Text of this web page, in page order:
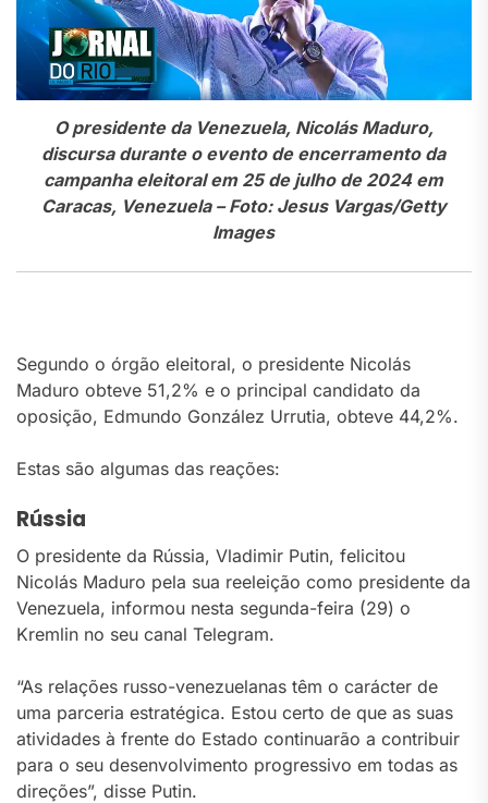
O presidente da Venezuela, Nicolás Maduro,
discursa durante o evento de encerramento da
campanha eleitoral em 25 de julho de 2024 em
Caracas, Venezuela – Foto: Jesus Vargas/Getty
Images
Segundo o órgão eleitoral, o presidente Nicolás
Maduro obteve 51,2% e o principal candidato da
oposição, Edmundo González Urrutia, obteve 44,2%.
Estas são algumas das reações:
Rússia
O presidente da Rússia, Vladimir Putin, felicitou
Nicolás Maduro pela sua reeleição como presidente da
Venezuela, informou nesta segunda-feira (29) o
Kremlin no seu canal Telegram.
“As relações russo-venezuelanas têm o carácter de
uma parceria estratégica. Estou certo de que as suas
atividades à frente do Estado continuarão a contribuir
para o seu desenvolvimento progressivo em todas as
direções”, disse Putin.